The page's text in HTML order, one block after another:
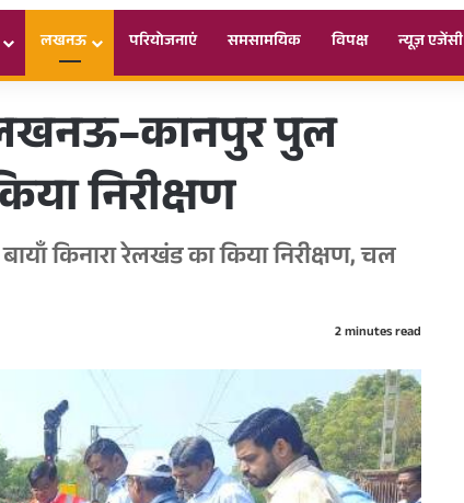
लखनऊ परियोजनाएं समसामयिक विपक्ष न्यूज़ एजेंसी
पुल
निरीक्षण
किनारा रेलखंड का किया निरीक्षण, चल
2 minutes read